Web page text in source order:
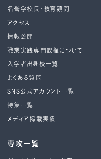
名誉学校長・教育顧問
アクセス
情報公開
職業実践専門課程について
入学者出身校一覧
よくある質問
SNS公式アカウント一覧
特集一覧
メディア掲載実績
専攻一覧